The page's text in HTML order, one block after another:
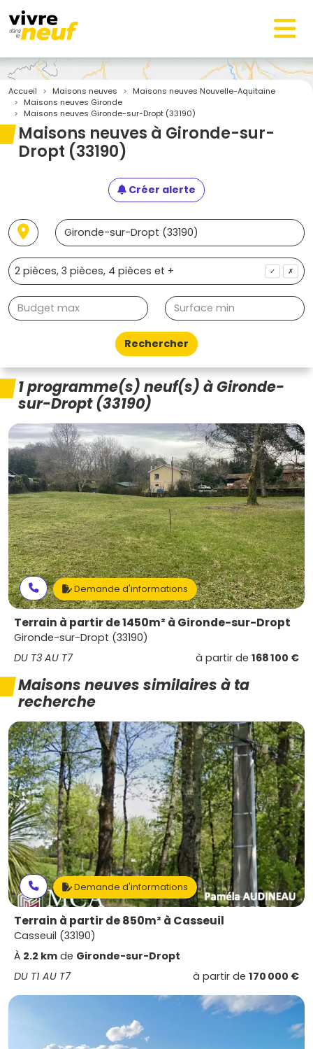
Accueil Maisons neuves
Maisons neuves Nouvelle-Aquitaine
Maisons neuves Gironde
Maisons neuves Gironde-sur-Dropt (33190)
Maisons neuves à Gironde-sur-
Dropt (33190)
Créer alerte
✓ ✗
Rechercher
1 programme(s) neuf(s) à Gironde-
sur-Dropt (33190)
Demande d'informations
Terrain à partir de 1450m² à Gironde-sur-Dropt
Gironde-sur-Dropt (33190)
DU T3 AU T7
à partir de 168 100 €
Maisons neuves similaires à ta
recherche
Demande d'informations
Terrain à partir de 850m² à Casseuil
Casseuil (33190)
À 2.2 km de Gironde-sur-Dropt
DU T1 AU T7
à partir de 170 000 €